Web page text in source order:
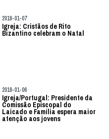
2018-01-07
Igreja: Cristãos de Rito
Bizantino celebram o Natal
2018-01-06
Igreja/Portugal: Presidente da
Comissão Episcopal do
Laicado e Família espera maior
atenção aos jovens